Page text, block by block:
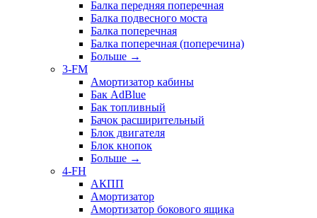
Балка передняя поперечная
Балка подвесного моста
Балка поперечная
Балка поперечная (поперечина)
Больше →
3-FM
Амортизатор кабины
Бак AdBlue
Бак топливный
Бачок расширительный
Блок двигателя
Блок кнопок
Больше →
4-FH
АКПП
Амортизатор
Амортизатор бокового ящика